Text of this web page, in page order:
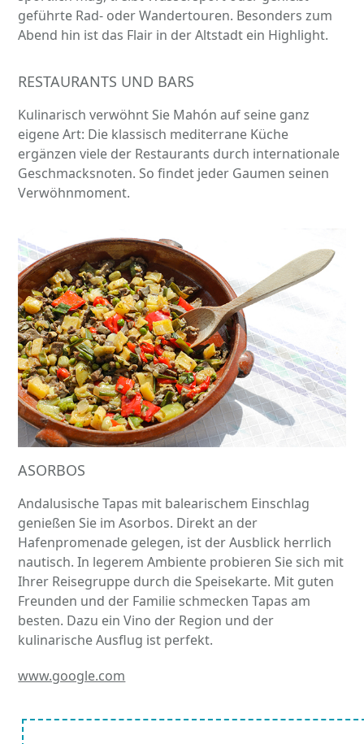
geführte Rad- oder Wandertouren. Besonders zum
Abend hin ist das Flair in der Altstadt ein Highlight.
RESTAURANTS UND BARS
Kulinarisch verwöhnt Sie Mahón auf seine ganz
eigene Art: Die klassisch mediterrane Küche
ergänzen viele der Restaurants durch internationale
Geschmacksnoten. So findet jeder Gaumen seinen
Verwöhnmoment.
ASORBOS
Andalusische Tapas mit balearischem Einschlag
genießen Sie im Asorbos. Direkt an der
Hafenpromenade gelegen, ist der Ausblick herrlich
nautisch. In legerem Ambiente probieren Sie sich mit
Ihrer Reisegruppe durch die Speisekarte. Mit guten
Freunden und der Familie schmecken Tapas am
besten. Dazu ein Vino der Region und der
kulinarische Ausflug ist perfekt.
www.google.com